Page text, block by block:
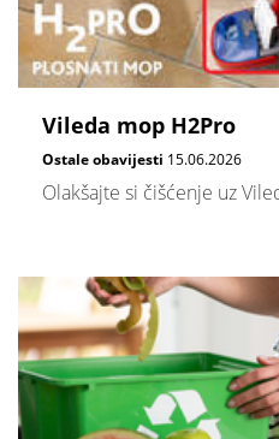
Vileda mop H2Pro
Ostale obavijesti 15.06.2026
Olakšajte si čišćenje uz